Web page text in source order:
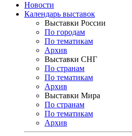
Новости
Календарь выставок
Выставки России
По городам
По тематикам
Архив
Выставки СНГ
По странам
По тематикам
Архив
Выставки Мира
По странам
По тематикам
Архив